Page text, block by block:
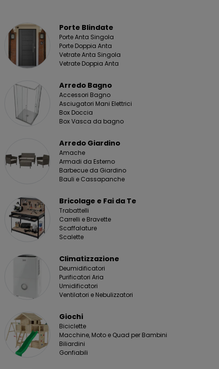
Porte Blindate
Porte Anta Singola
Porte Doppia Anta
Vetrate Anta Singola
Vetrate Doppia Anta
Arredo Bagno
Accessori Bagno
Asciugatori Mani Elettrici
Box Doccia
Box Vasca da bagno
Arredo Giardino
Amache
Armadi da Esterno
Barbecue da Giardino
Bauli e Cassapanche
Bricolage e Fai da Te
Trabattelli
Carrelli e Bravette
Scaffalature
Scalette
Climatizzazione
Deumidificatori
Purificatori Aria
Umidificatori
Ventilatori e Nebulizzatori
Giochi
Biciclette
Macchine, Moto e Quad per Bambini
Biliardini
Gonfiabili